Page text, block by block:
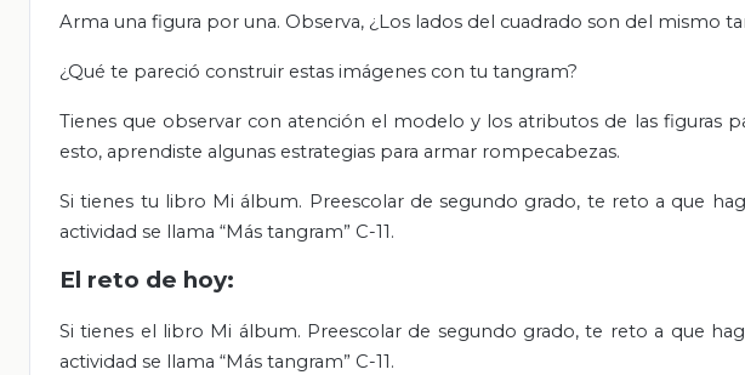
Arma una figura por una. Observa, ¿Los lados del cuadrado son del mismo
¿Qué te pareció construir estas imágenes con tu tangram?
Tienes que observar con atención el modelo y los atributos de las figuras
esto, aprendiste algunas estrategias para armar rompecabezas.
Si tienes tu libro Mi álbum. Preescolar de segundo grado, te reto a que
actividad se llama “Más tangram” C-11.
El reto de hoy:
Si tienes el libro Mi álbum. Preescolar de segundo grado, te reto a que
actividad se llama “Más tangram” C-11.